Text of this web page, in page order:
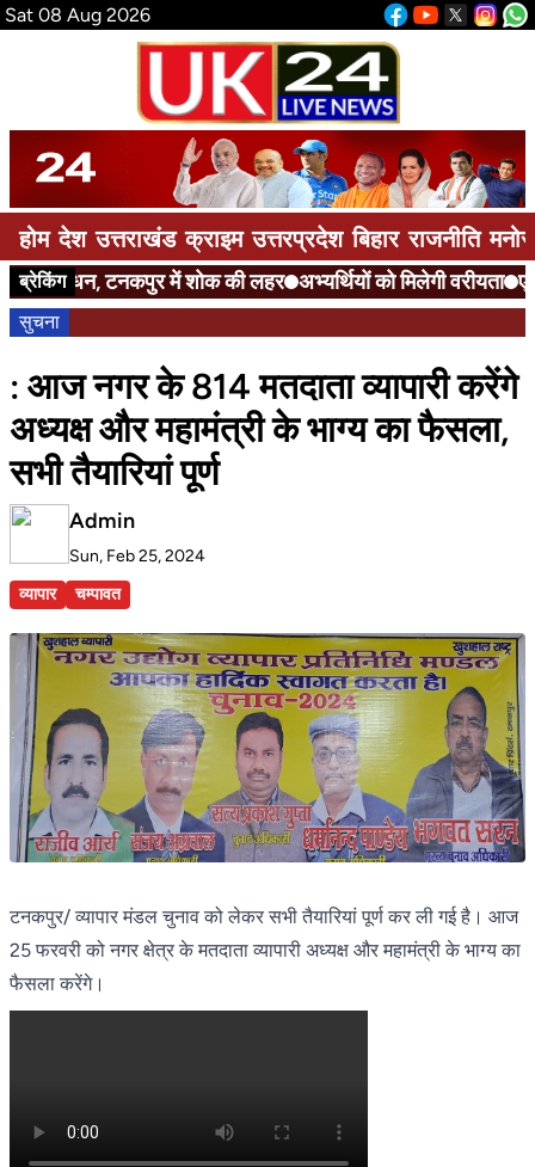
Sat 08 Aug 2026
होम देश उत्तराखंड क्राइम उत्तरप्रदेश बिहार राजनीति
ब्रेकिंग
निधन, टनकपुर में शोक की लहर अभ्यर्थियों को मिलेगी वरीयता
सुचना
: आज नगर के 814 मतदाता व्यापारी करेंगे
अध्यक्ष और महामंत्री के भाग्य का फैसला,
सभी तैयारियां पूर्ण
Admin
Sun, Feb 25, 2024
व्यापार
चम्पावत
टनकपुर/ व्यापार मंडल चुनाव को लेकर सभी तैयारियां पूर्ण कर ली गई है। आज
25 फरवरी को नगर क्षेत्र के मतदाता व्यापारी अध्यक्ष और महामंत्री के भाग्य का
फैसला करेंगे।